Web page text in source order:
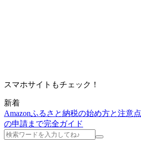
スマホサイトもチェック！
新着
Amazonふるさと納税の始め方と注意
の申請まで完全ガイド